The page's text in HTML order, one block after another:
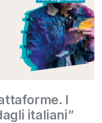
I
italiani”